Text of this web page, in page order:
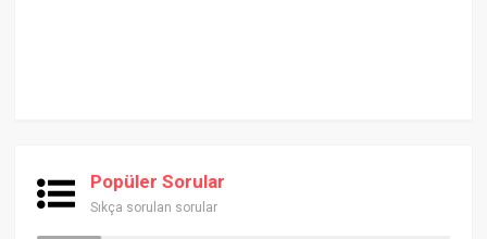
Popüler Sorular
Sıkça sorulan sorular